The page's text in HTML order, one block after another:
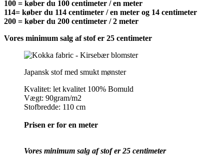
100 = køber du 100 centimeter / en meter
114= køber du 114 centimeter / en meter og 14 centimeter
200 = køber du 200 centimeter / 2 meter
Vores minimum salg af stof er 25 centimeter
Japansk stof med smukt mønster
Kvalitet: let kvalitet 100% Bomuld
Vægt: 90gram/m2
Stofbredde: 110 cm
Prisen er for en meter
Vores minimum salg af stof er 25 centimeter